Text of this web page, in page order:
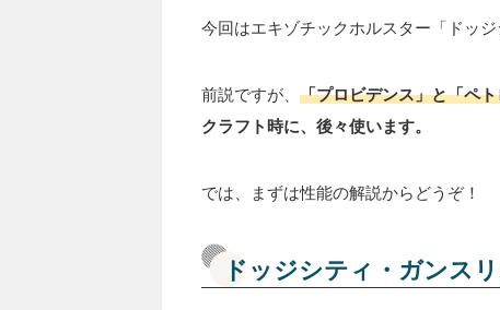
今回はエキゾチックホルスター「ドッ
前説ですが、 「プロビデンス」と「ペ
クラフト時に、後々使います。
では、まずは性能の解説からどうぞ！
ドッジシティ・ガンス